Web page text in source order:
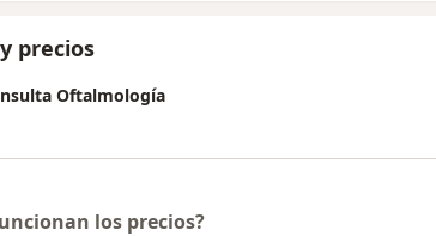
precios
Oftalmología
los precios?